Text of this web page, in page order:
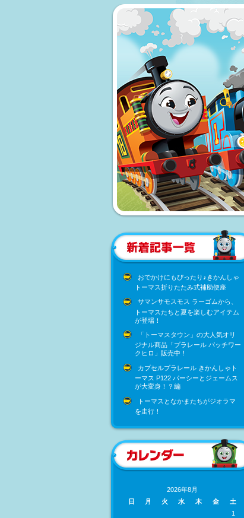
おでかけにもぴったり♪きかんしゃ
トーマス折りたたみ式補助便座
サマンサモスモス ラーゴムから、
トーマスたちと夏を楽しむアイテム
が登場！
「トーマスタウン」の大人気オリ
ジナル商品「プラレール パッチワー
クヒロ」販売中！
カプセルプラレール きかんしゃト
ーマス P122 パーシーとジェームス
が大変身！？編
トーマスとなかまたちがジオラマ
を走行！
2026年8月
日
月 火 水 木 金
土
1